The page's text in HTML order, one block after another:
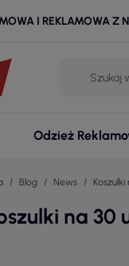
I REKLAMOWA Z
Odzież
Blog News
na